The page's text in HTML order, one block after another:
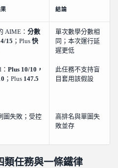
結論
AIME： 分數
15 ；Plus 快
單次數學分數相
同；本次運行延
遲更低
Plus 10/10，
；Plus 147.5
此任務不支持盲
目套用該假設
圖失敗；受控
高排名與單圖失
敗並存
類任務與一條鐵律